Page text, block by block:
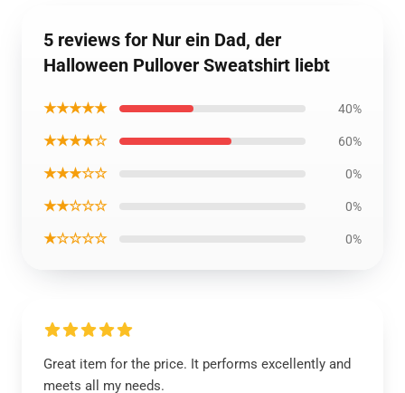
5 reviews for Nur ein Dad, der
Halloween Pullover Sweatshirt liebt
★★★★★ 40%
★★★★☆ 60%
★★★☆☆ 0%
★★☆☆☆ 0%
★☆☆☆☆ 0%
Great item for the price. It performs excellently and
meets all my needs.